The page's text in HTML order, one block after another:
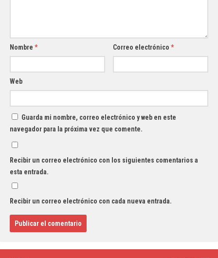
Nombre * Correo electrónico*
Web
Guarda mi nombre, correo electrónico y web en este
navegador para la próxima vez que comente.
Recibir un correo electrónico con los siguientes comentarios a
esta entrada.
Recibir un correo electrónico con cada nueva entrada.